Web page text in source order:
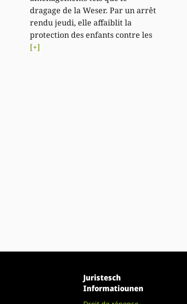
dragage de la Weser. Par un arrêt
rendu jeudi, elle affaiblit la
protection des enfants contre les
[+]
Juristesch
Informatiounen